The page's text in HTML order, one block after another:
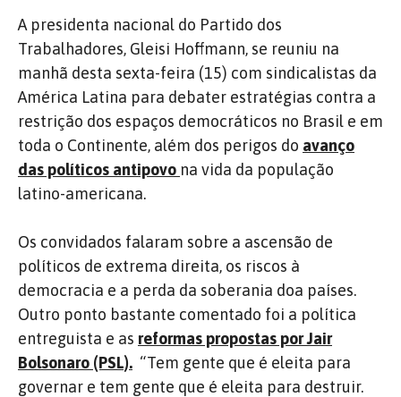
A presidenta nacional do Partido dos
Trabalhadores, Gleisi Hoffmann, se reuniu na
manhã desta sexta-feira (15) com sindicalistas da
América Latina para debater estratégias contra a
restrição dos espaços democráticos no Brasil e em
toda o Continente, além dos perigos do avanço
das políticos antipovo na vida da população
latino-americana.
Os convidados falaram sobre a ascensão de
políticos de extrema direita, os riscos à
democracia e a perda da soberania doa países.
Outro ponto bastante comentado foi a política
entreguista e as reformas propostas por Jair
Bolsonaro (PSL). “Tem gente que é eleita para
governar e tem gente que é eleita para destruir.